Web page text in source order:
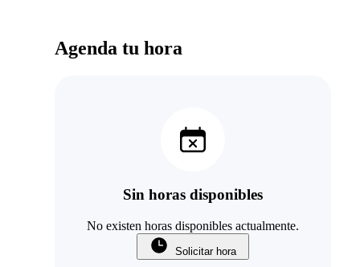
Agenda tu hora
Sin horas disponibles
No existen horas disponibles actualmente.
Solicitar hora